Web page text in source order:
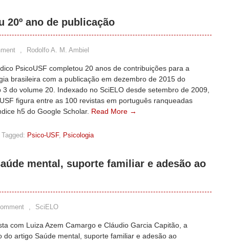
20º ano de publicação
, Rodolfo A. M. Ambiel
PsicoUSF completou 20 anos de contribuições para a
brasileira com a publicação em dezembro de 2015 do
3 do volume 20. Indexado no SciELO desde setembro de 2009,
figura entre as 100 revistas em português ranqueadas
h5 do Google Scholar. Read More →
Tagged: Psico-USF, Psicologia
mental, suporte familiar e adesão ao
, SciELO
com Luiza Azem Camargo e Cláudio Garcia Capitão, a
do artigo Saúde mental, suporte familiar e adesão ao